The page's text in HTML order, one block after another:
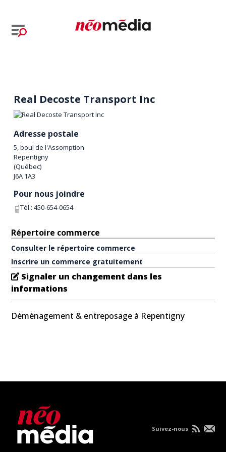
Real Decoste Transport Inc
Adresse postale
5, boul de l'Assomption
Repentigny
(Québec)
J6A 1A3
Pour nous joindre
Tél.:450-654-0654
Répertoire commerce
Consulter le répertoire commerce
Inscrire un commerce gratuitement
Signaler un changement dans les
informations
Déménagement & entreposage à Repentigny
Suivez-nous